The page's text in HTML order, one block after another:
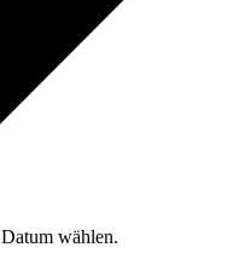
Datum wählen.